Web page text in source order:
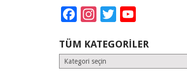
Facebook
Instagram
Twitter
TÜM KATEGORILER
Tüm
Kategoriler